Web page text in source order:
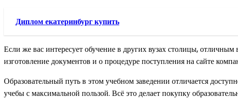
Диплом екатеринбург купить
Если же вас интересует обучение в других вузах столицы, отличным
изготовление документов и о процедуре поступления на сайте
Образовательный путь в этом учебном заведении отличается
учебы с максимальной пользой. Всё это делает покупку